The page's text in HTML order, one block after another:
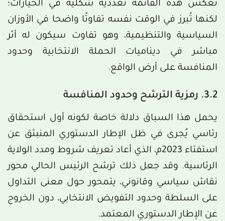
تعكس هذه القائمة تعددية شكلية في الخيارات؛
لكنها تُبرز في الوقت نفسه تفاوتًا واضحا في الأوزان
السياسية والتنظيمية، وهو تفاوت سيكون له أثر
مباشر في ديناميات الحملة الانتخابية وحدود
المنافسة على أرض الواقع.
3.2. رمزية الترشح وحدود المنافسة
يحمل هذا السباق دلالة خاصة لكونه أول استحقاق
رئاسي يُجرى في ظل الإطار الدستوري المنبثق عن
استفتاء 2023م، الذي أعاد تعريف شروط ومدد الولاية
الرئاسية. وقد جعل ذلك ترشح الرئيس الحالي محور
نقاش سياسي وقانوني، يتمحور حول معنى التداول
على السلطة وحدود التفويض الانتخابي، دون الخروج
عن الإطار الدستوري المعتمد.